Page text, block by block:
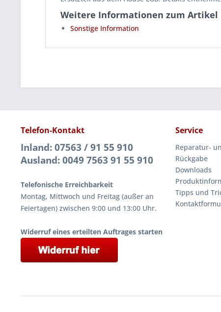
Weitere Informationen zum Artikel
Sonstige Information
Telefon-Kontakt
Inland: 07563 / 91 55 910
Ausland: 0049 7563 91 55 910
Telefonische Erreichbarkeit
Montag, Mittwoch und Freitag (außer an
Feiertagen) zwischen 9:00 und 13:00 Uhr.
Widerruf eines erteilten Auftrages starten
Service
Reparatur-
Rückgabe
Downloads
Tipps und